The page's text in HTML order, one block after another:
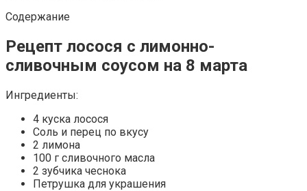
Содержание
Рецепт лосося с лимонно-
сливочным соусом на 8 марта
Ингредиенты:
4 куска лосося
Соль и перец по вкусу
2 лимона
100 г сливочного масла
2 зубчика чеснока
Петрушка для украшения